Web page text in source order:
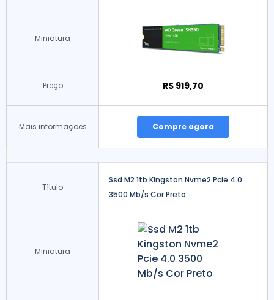
Miniatura
Preço R$ 919,70
Mais informações Compre agora
Título
Ssd M2 1tb Kingston Nvme2 Pcie 4.0
3500 Mb/s Cor Preto
Miniatura